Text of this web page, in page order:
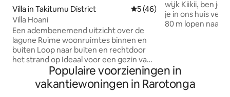
Villa in Takitumu District Gemiddelde beoordeling
5 (46)
Villa Hoani
Een adembenemend uitzicht over de
lagune Ruime woonruimtes binnen en
buiten Loop naar buiten en rechtdoor
het strand op Ideaal voor een gezin van
vijf of zes of maximaal drie koppels De
meeste voorzieningen, waaronder
onbeperkt internet Airco en
wijk Kiikii, ben je
je in ons huis
80 m lopen naar
frisse
koel te houden
en een ruime
Populaire voorzieningen in
vakantiewoningen in Rarotonga